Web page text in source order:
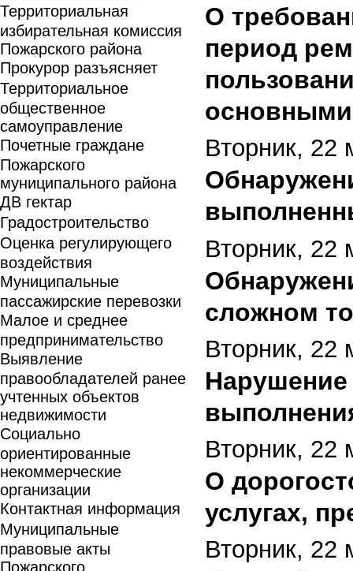
Территориальная
избирательная комиссия
Пожарского района
Прокурор разъясняет
Территориальное
общественное
самоуправление
Почетные граждане
Пожарского
муниципального района
ДВ гектар
Градостроительство
Оценка регулирующего
воздействия
Муниципальные
пассажирские перевозки
Малое и среднее
предпринимательство
Выявление
правообладателей ранее
учтенных объектов
недвижимости
Социально
ориентированные
некоммерческие
организации
Контактная информация
Муниципальные
правовые акты
Пожарского
О
период
основными
Вторник, 22
Вторник, 22
сложном
Вторник, 22
Нарушение
Вторник, 22
О
услугах,
Вторник, 22